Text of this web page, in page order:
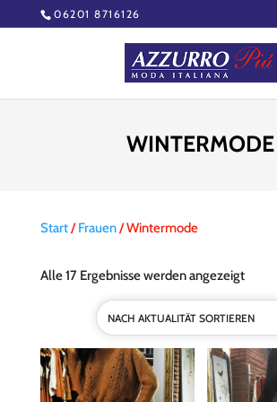
06201 8716126
WINTERMODE
Start/Frauen/ Wintermode
Alle 17 Ergebnisse werden angezeigtNach
sortiert